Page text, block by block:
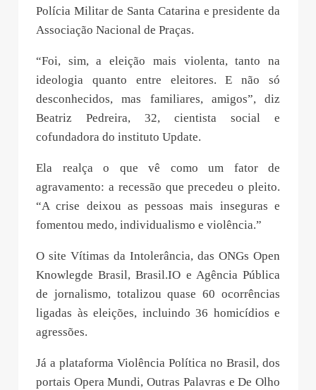
Polícia Militar de Santa Catarina e presidente da
Associação Nacional de Praças.
“Foi, sim, a eleição mais violenta, tanto na
ideologia quanto entre eleitores. E não só
desconhecidos, mas familiares, amigos”, diz
Beatriz Pedreira, 32, cientista social e
cofundadora do instituto Update.
Ela realça o que vê como um fator de
agravamento: a recessão que precedeu o pleito.
“A crise deixou as pessoas mais inseguras e
fomentou medo, individualismo e violência.”
O site Vítimas da Intolerância, das ONGs Open
Knowlegde Brasil, Brasil.IO e Agência Pública
de jornalismo, totalizou quase 60 ocorrências
ligadas às eleições, incluindo 36 homicídios e
agressões.
Já a plataforma Violência Política no Brasil, dos
portais Opera Mundi, Outras Palavras e De Olho